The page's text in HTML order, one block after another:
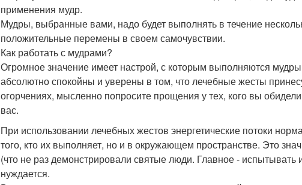
применения мудр.
Мудры, выбранные вами, надо будет выполнять в течение
положительные перемены в своем самочувствии.
Как работать с мудрами?
Огромное значение имеет настрой, с которым выполняются
абсолютно спокойны и уверены в том, что лечебные жесты
огорчениях, мысленно попросите прощения у тех, кого вы
вас.
При использовании лечебных жестов энергетические потоки
того, кто их выполняет, но и в окружающем пространстве. Это
(что не раз демонстрировали святые люди. Главное - испытывать
нуждается.